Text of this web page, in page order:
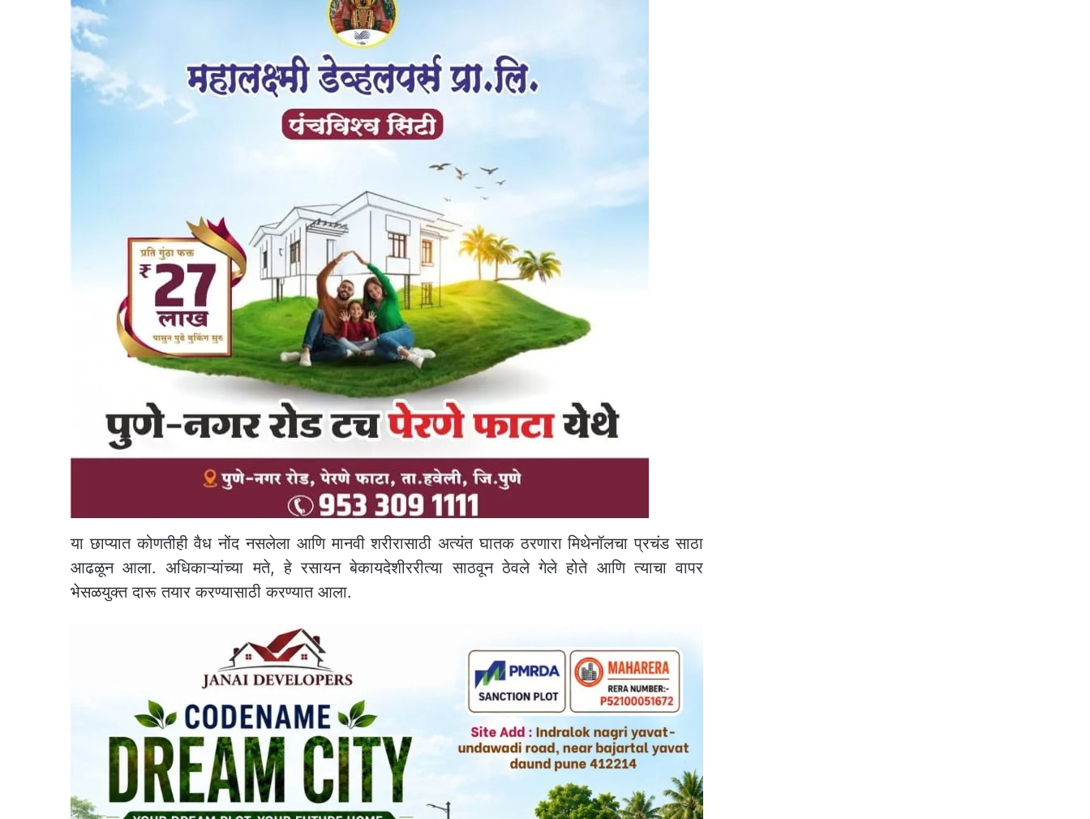
या छाप्यात कोणतीही वैध नोंद नसलेला आणि मानवी शरीरासाठी अत्यंत घातक ठरणारा मिथेनॉलचा प्रचंड साठा
आढळून आला. अधिकाऱ्यांच्या मते, हे रसायन बेकायदेशीररीत्या साठवून ठेवले गेले होते आणि त्याचा वापर
भेसळयुक्त दारू तयार करण्यासाठी करण्यात आला.